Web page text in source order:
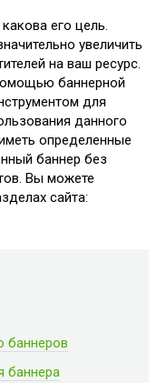
его цель.
увеличить
на ваш ресурс.
баннерной
для
данного
определенные
баннер без
Вы можете
сайта:
баннеров
баннера